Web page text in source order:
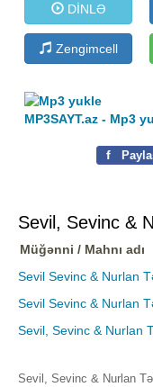
DİNLƏ
Zengimcell
MP3SAYT.az - Mp3
f
Sevil, Sevinc &
Müğənni / Mahnı adı
Sevil Sevinc & Nurlan
Sevil Sevinc & Nurlan
Sevil, Sevinc & Nurlan
Sevil, Sevinc & Nurlan